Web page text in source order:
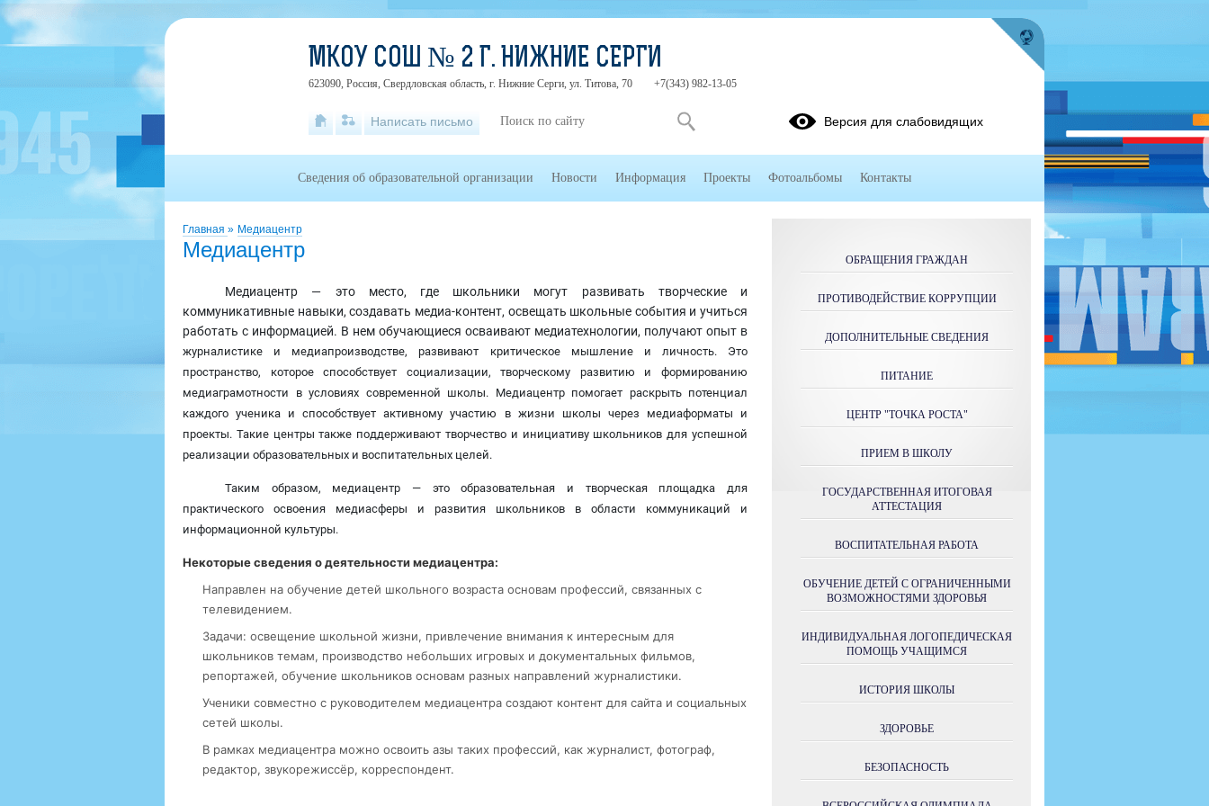
Главная » Медиацентр
Медиацентр
Медиацентр — это место, где школьники могут развивать творческие и
коммуникативные навыки, создавать медиа-контент, освещать школьные события и учиться
работать с информацией. В нем обучающиеся осваивают медиатехнологии, получают опыт в
журналистике и медиапроизводстве, развивают критическое мышление и личность. Это
пространство, которое способствует социализации, творческому развитию и формированию
медиаграмотности в условиях современной школы. Медиацентр помогает раскрыть потенциал
каждого ученика и способствует активному участию в жизни школы через медиаформаты и
проекты. Такие центры также поддерживают творчество и инициативу школьников для успешной
реализации образовательных и воспитательных целей.
Таким образом, медиацентр — это образовательная и творческая площадка для
практического освоения медиасферы и развития школьников в области коммуникаций и
информационной культуры.
Некоторые сведения о деятельности медиацентра:
Направлен на обучение детей школьного возраста основам профессий, связанных с
телевидением.
Задачи: освещение школьной жизни, привлечение внимания к интересным для
школьников темам, производство небольших игровых и документальных фильмов,
репортажей, обучение школьников основам разных направлений журналистики.
Ученики совместно с руководителем медиацентра создают контент для сайта и социальных
сетей школы.
В рамках медиацентра можно освоить азы таких профессий, как журналист, фотограф,
редактор, звукорежиссёр, корреспондент.
ОБРАЩЕНИЯ ГРАЖДАН
ПРОТИВОДЕЙСТВИЕ КОРРУПЦИИ
ДОПОЛНИТЕЛЬНЫЕ СВЕДЕНИЯ
ПИТАНИЕ
ЦЕНТР "ТОЧКА РОСТА"
ПРИЕМ В ШКОЛУ
ГОСУДАРСТВЕННАЯ ИТОГОВАЯ
АТТЕСТАЦИЯ
ВОСПИТАТЕЛЬНАЯ РАБОТА
ОБУЧЕНИЕ ДЕТЕЙ С ОГРАНИЧЕННЫМИ
ВОЗМОЖНОСТЯМИ ЗДОРОВЬЯ
ИНДИВИДУАЛЬНАЯ ЛОГОПЕДИЧЕСКАЯ
ПОМОЩЬ УЧАЩИМСЯ
ИСТОРИЯ ШКОЛЫ
ЗДОРОВЬЕ
БЕЗОПАСНОСТЬ
МКОУ СОШ № 2 Г. НИЖНИЕ СЕРГИ
623090, Россия, Свердловская область, г. Нижние Серги, ул. Титова, 70 +7(343) 982-13-05
Написать письмо Версия для слабовидящих
Сведения об образовательной организации Новости Информация Проекты Фотоальбомы Контакты